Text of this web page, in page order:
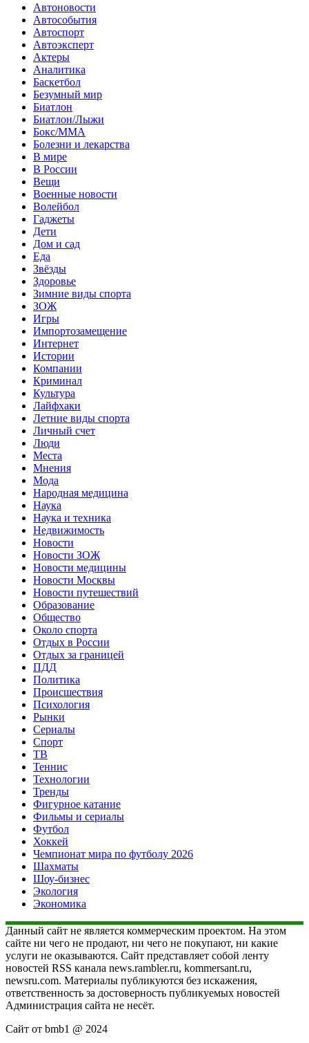
Автоновости
Автособытия
Автоспорт
Автоэксперт
Актеры
Аналитика
Баскетбол
Безумный мир
Биатлон
Биатлон/Лыжи
Бокс/MMA
Болезни и лекарства
В мире
В России
Вещи
Военные новости
Волейбол
Гаджеты
Дети
Дом и сад
Еда
Звёзды
Здоровье
Зимние виды спорта
ЗОЖ
Игры
Импортозамещение
Интернет
Истории
Компании
Криминал
Культура
Лайфхаки
Летние виды спорта
Личный счет
Люди
Места
Мнения
Мода
Народная медицина
Наука
Наука и техника
Недвижимость
Новости
Новости ЗОЖ
Новости медицины
Новости Москвы
Новости путешествий
Образование
Общество
Около спорта
Отдых в России
Отдых за границей
ПДД
Политика
Происшествия
Психология
Рынки
Сериалы
Спорт
ТВ
Теннис
Технологии
Тренды
Фигурное катание
Фильмы и сериалы
Футбол
Хоккей
Чемпионат мира по футболу 2026
Шахматы
Шоу-бизнес
Экология
Экономика
Данный сайт не является коммерческим проектом. На этом
сайте ни чего не продают, ни чего не покупают, ни какие
услуги не оказываются. Сайт представляет собой ленту
новостей RSS канала news.rambler.ru, kommersant.ru,
newsru.com. Материалы публикуются без искажения,
ответственность за достоверность публикуемых новостей
Администрация сайта не несёт.
Сайт от bmb1 @ 2024